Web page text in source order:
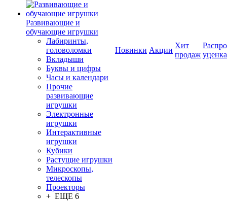
Развивающие и
обучающие игрушки
Лабиринты,
головоломки
Вкладыши
Буквы и цифры
Часы и календари
Прочие
развивающие
игрушки
Электронные
игрушки
Интерактивные
игрушки
Кубики
Растущие игрушки
Микроскопы,
телескопы
Проекторы
+ ЕЩЕ 6
Новинки Акции
Хит
продаж уценка